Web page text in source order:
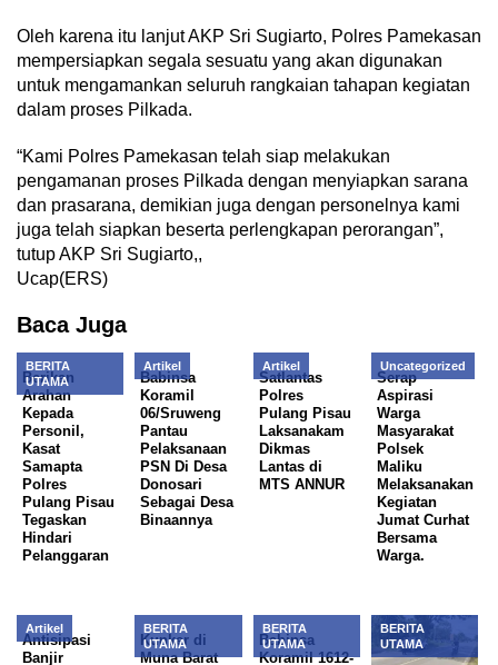
Oleh karena itu lanjut AKP Sri Sugiarto, Polres Pamekasan
mempersiapkan segala sesuatu yang akan digunakan
untuk mengamankan seluruh rangkaian tahapan kegiatan
dalam proses Pilkada.
“Kami Polres Pamekasan telah siap melakukan
pengamanan proses Pilkada dengan menyiapkan sarana
dan prasarana, demikian juga dengan personelnya kami
juga telah siapkan beserta perlengkapan perorangan”,
tutup AKP Sri Sugiarto,,
Ucap(ERS)
Baca Juga
BERITA
UTAMA
Berikan
Arahan
Kepada
Personil,
Kasat
Samapta
Polres
Pulang Pisau
Tegaskan
Hindari
Pelanggaran
Artikel
Babinsa
Koramil
06/Sruweng
Pantau
Pelaksanaan
PSN Di Desa
Donosari
Sebagai Desa
Binaannya
Artikel
Satlantas
Polres
Pulang Pisau
Laksanakam
Dikmas
Lantas di
MTS ANNUR
Uncategorized
Serap
Aspirasi
Warga
Masyarakat
Polsek
Maliku
Melaksanakan
Kegiatan
Jumat Curhat
Bersama
Warga.
Artikel
Antisipasi
Banjir
BERITA
UTAMA
Kunker di
Muna Barat
BERITA
UTAMA
Babinsa
Koramil 1612-
BERITA
UTAMA